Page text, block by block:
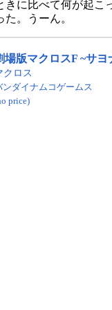
きに比べて何が起こ
。うーん。
場版マクロスF ~サ
クロス
ンダイナムコゲームス
price)